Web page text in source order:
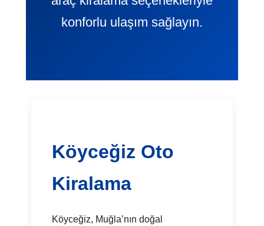
konforlu ulaşım sağlayın.
Köyceğiz Oto
Kiralama
Köyceğiz, Muğla’nın doğal